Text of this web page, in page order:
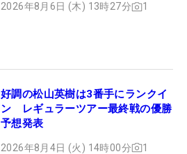
2026年8月6日 (木) 13時27分 1
好調の松山英樹は3番手にランクイ
ン レギュラーツアー最終戦の優勝
予想発表
2026年8月4日 (火) 14時00分 1